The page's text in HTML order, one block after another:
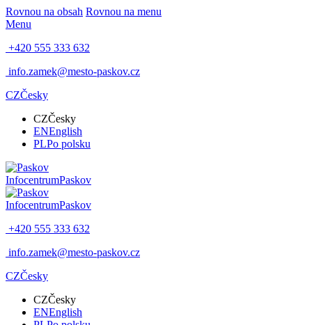
Rovnou na obsah Rovnou na menu
Menu
+420 555 333 632
info.zamek@mesto-paskov.cz
CZČesky
CZČesky
ENEnglish
PLPo polsku
InfocentrumPaskov
InfocentrumPaskov
+420 555 333 632
info.zamek@mesto-paskov.cz
CZČesky
CZČesky
ENEnglish